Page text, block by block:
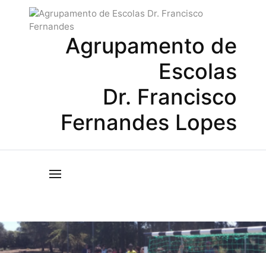
Agrupamento de
Escolas
Dr. Francisco
Fernandes Lopes